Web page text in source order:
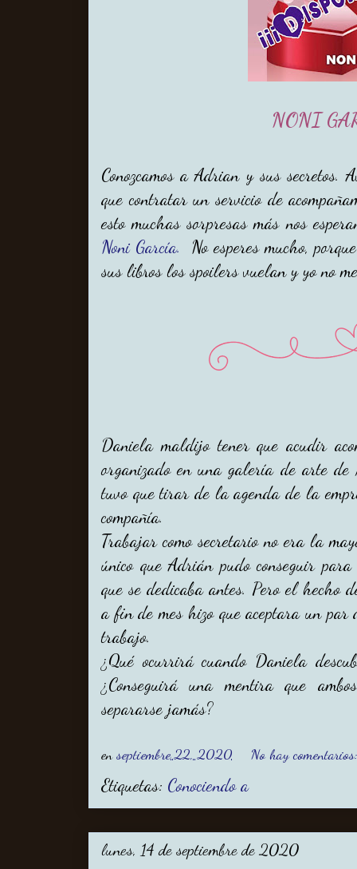
NONI
Conozcamos a Adrian y sus secretos.
que contratar un servicio de
esto muchas sorpresas más nos
Noni García.
No esperes mucho,
sus libros los spoilers vuelan y yo no
Daniela maldijo tener que acudir
organizado en una galería de arte
tuvo que tirar de la agenda de la
compañía.
Trabajar como secretario no era la
único que Adrián pudo conseguir
que se dedicaba antes. Pero el hecho
a fin de mes hizo que aceptara un par
trabajo.
¿Qué ocurrirá cuando Daniela
¿Conseguirá una mentira que
separarse jamás?
enseptiembre 22, 2020 No hay
Etiquetas: Conociendo a
lunes, 14 de septiembre de 2020